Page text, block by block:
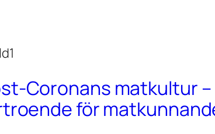
Coronans matkultur
för